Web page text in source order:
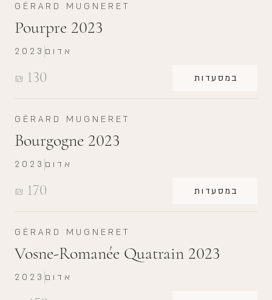
GÉRARD MUGNERET
Pourpre 2023
₪ 130 במסעדות
2023 אדום
GÉRARD MUGNERET
Bourgogne 2023
₪ 170 במסעדות
2023 אדום
GÉRARD MUGNERET
Vosne-Romanée Quatrain 2023
2023 אדום